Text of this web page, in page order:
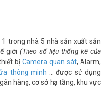
c/VuhoangTVChannel
1 trong nhà 5 nhà sản xuất sản
giới (Theo số liệu thống kê của
bị Camera quan sát, Alarm,
thông minh … được sử dụng
hàng, cơ sở hạ tầng, khu vực